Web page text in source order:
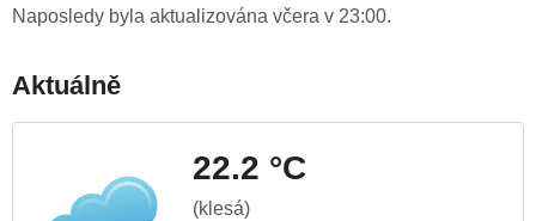
Naposledy byla aktualizována včera v 23:00.
Aktuálně
22.2 °C
(klesá)